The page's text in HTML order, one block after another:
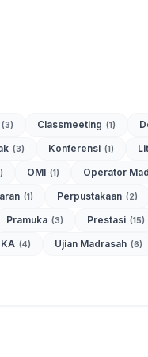
(3) Classmeeting (1)
(3) Konferensi (1)
OMI (1) Operator
(1) Perpustakaan (2)
Pramuka (3) Prestasi (15)
(4) Ujian Madrasah (6)